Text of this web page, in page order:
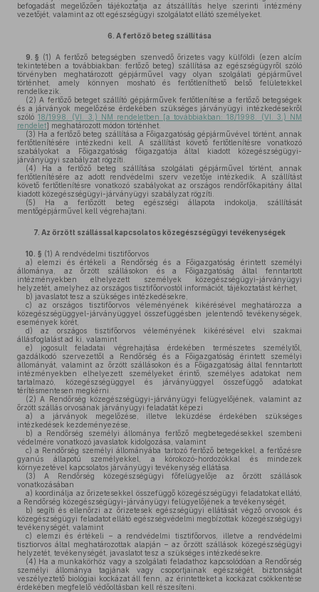
befogadást megelőzően tájékoztatja az átszállítás helye szerinti intézmény
vezetőjét, valamint az ott egészségügyi szolgálatot ellátó személyeket.
6. A fertőző beteg szállítása
9. § (1) A fertőző betegségben szenvedő őrizetes vagy külföldi (ezen alcím
tekintetében a továbbiakban: fertőző beteg) szállítása az egészségügyről szóló
törvényben meghatározott gépjárművel vagy olyan szolgálati gépjárművel
történhet, amely könnyen mosható és fertőtleníthető belső felületekkel
rendelkezik.
(2) A fertőző beteget szállító gépjárművek fertőtlenítése a fertőző betegségek
és a járványok megelőzése érdekében szükséges járványügyi intézkedésekről
szóló18/1998. (VI. 3.) NM rendeletben [a továbbiakban: 18/1998. (VI. 3.) NM
rendelet] meghatározott módon történhet.
(3) Ha a fertőző beteg szállítása a Főigazgatóság gépjárművével történt, annak
fertőtlenítésére intézkedni kell. A szállítást követő fertőtlenítésre vonatkozó
szabályokat a Főigazgatóság főigazgatója által kiadott közegészségügyi-
járványügyi szabályzat rögzíti.
(4) Ha a fertőző beteg szállítása szolgálati gépjárművel történt, annak
fertőtlenítésére az adott rendvédelmi szerv vezetője intézkedik. A szállítást
követő fertőtlenítésre vonatkozó szabályokat az országos rendőrfőkapitány által
kiadott közegészségügyi-járványügyi szabályzat rögzíti.
(5) Ha a fertőzött beteg egészségi állapota indokolja, szállítását
mentőgépjárművel kell végrehajtani.
7. Az őrzött szállással kapcsolatos közegészségügyi tevékenységek
10. § (1) A rendvédelmi tisztifőorvos
a) elemzi és értékeli a Rendőrség és a Főigazgatóság érintett személyi
állománya, az őrzött szállásokon és a Főigazgatóság által fenntartott
intézményekben elhelyezett személyek közegészségügyi-járványügyi
helyzetét, amelyhez az országos tisztifőorvostól információt, tájékoztatást kérhet,
b) javaslatot tesz a szükséges intézkedésekre,
c) az országos tisztifőorvos véleményének kikérésével meghatározza a
közegészségüggyel-járványüggyel összefüggésben jelentendő tevékenységek,
események körét,
d) az országos tisztifőorvos véleményének kikérésével elvi szakmai
állásfoglalást ad ki, valamint
e) jogosult feladatai végrehajtása érdekében természetes személytől,
gazdálkodó szervezettől a Rendőrség és a Főigazgatóság érintett személyi
állományát, valamint az őrzött szállásokon és a Főigazgatóság által fenntartott
intézményekben elhelyezett személyeket érintő, személyes adatokat nem
tartalmazó, közegészségüggyel és járványüggyel összefüggő adatokat
térítésmentesen megkérni.
(2) A Rendőrség közegészségügyi-járványügyi felügyelőjének, valamint az
őrzött szállás orvosának járványügyi feladatát képezi
a) a járványok megelőzése, illetve leküzdése érdekében szükséges
intézkedések kezdeményezése,
b) a Rendőrség személyi állománya fertőző megbetegedésekkel szembeni
védelmére vonatkozó javaslatok kidolgozása, valamint
c) a Rendőrség személyi állományába tartozó fertőző betegekkel, a fertőzésre
gyanús állapotú személyekkel, a kórokozó-hordozókkal és mindezek
környezetével kapcsolatos járványügyi tevékenység ellátása.
(3) A Rendőrség közegészségügyi főfelügyelője az őrzött szállások
vonatkozásában
a) koordinálja az őrizetesekkel összefüggő közegészségügyi feladatokat ellátó,
a Rendőrség közegészségügyi-járványügyi felügyelőjének a tevékenységét,
b) segíti és ellenőrzi az őrizetesek egészségügyi ellátását végző orvosok és
közegészségügyi feladatot ellátó egészségvédelmi megbízottak közegészségügyi
tevékenységét, valamint
c) elemzi és értékeli – a rendvédelmi tisztifőorvos, illetve a rendvédelmi
tisztiorvos által meghatározottak alapján – az őrzött szállások közegészségügyi
helyzetét, tevékenységét, javaslatot tesz a szükséges intézkedésekre.
(4) Ha a munkakörhöz vagy a szolgálati feladathoz kapcsolódóan a Rendőrség
személyi állománya tagjának vagy csoportjainak egészségét, biztonságát
veszélyeztető biológiai kockázat áll fenn, az érintetteket a kockázat csökkentése
érdekében megfelelő védőoltásban kell részesíteni.